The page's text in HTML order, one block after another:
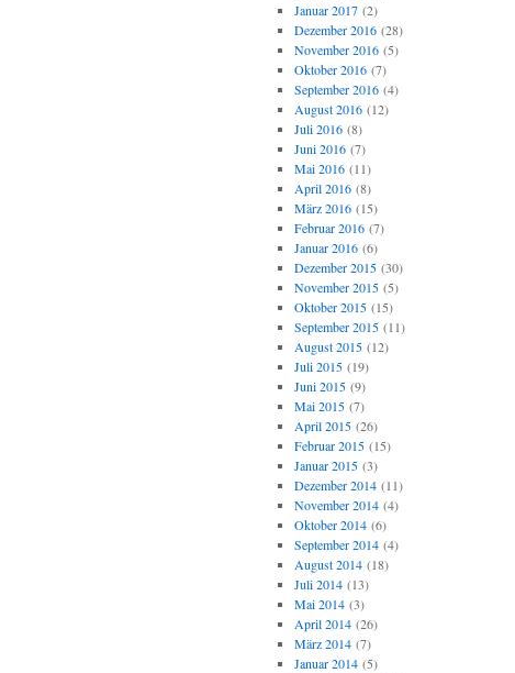
Januar 2017(2)
Dezember 2016(28)
November 2016(5)
Oktober 2016(7)
September 2016(4)
August 2016(12)
Juli 2016(8)
Juni 2016(7)
Mai 2016(11)
April 2016(8)
März 2016(15)
Februar 2016(7)
Januar 2016(6)
Dezember 2015(30)
November 2015(5)
Oktober 2015(15)
September 2015(11)
August 2015(12)
Juli 2015(19)
Juni 2015(9)
Mai 2015(7)
April 2015(26)
Februar 2015(15)
Januar 2015(3)
Dezember 2014(11)
November 2014(4)
Oktober 2014(6)
September 2014(4)
August 2014(18)
Juli 2014(13)
Mai 2014(3)
April 2014(26)
März 2014(7)
Januar 2014(5)